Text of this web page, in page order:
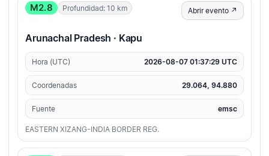
M2.8 Profundidad: 10 km Abrir evento ↗
Arunachal Pradesh · Kapu
Hora (UTC) 2026-08-07 01:37:29 UTC
Coordenadas 29.064, 94.880
Fuente emsc
EASTERN XIZANG-INDIA BORDER REG.